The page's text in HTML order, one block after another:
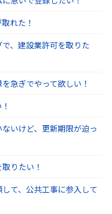
れた！
、建設業許可を取りた
急ぎでやって欲しい！
いけど、更新期限が迫っ
りたい！
て、公共工事に参入して